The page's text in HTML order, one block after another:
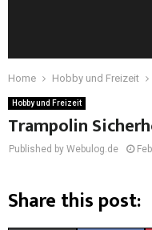
Home Hobby und Freizeit
Hobby und Freizeit
Trampolin
Published by Webulog.de
Share this post: